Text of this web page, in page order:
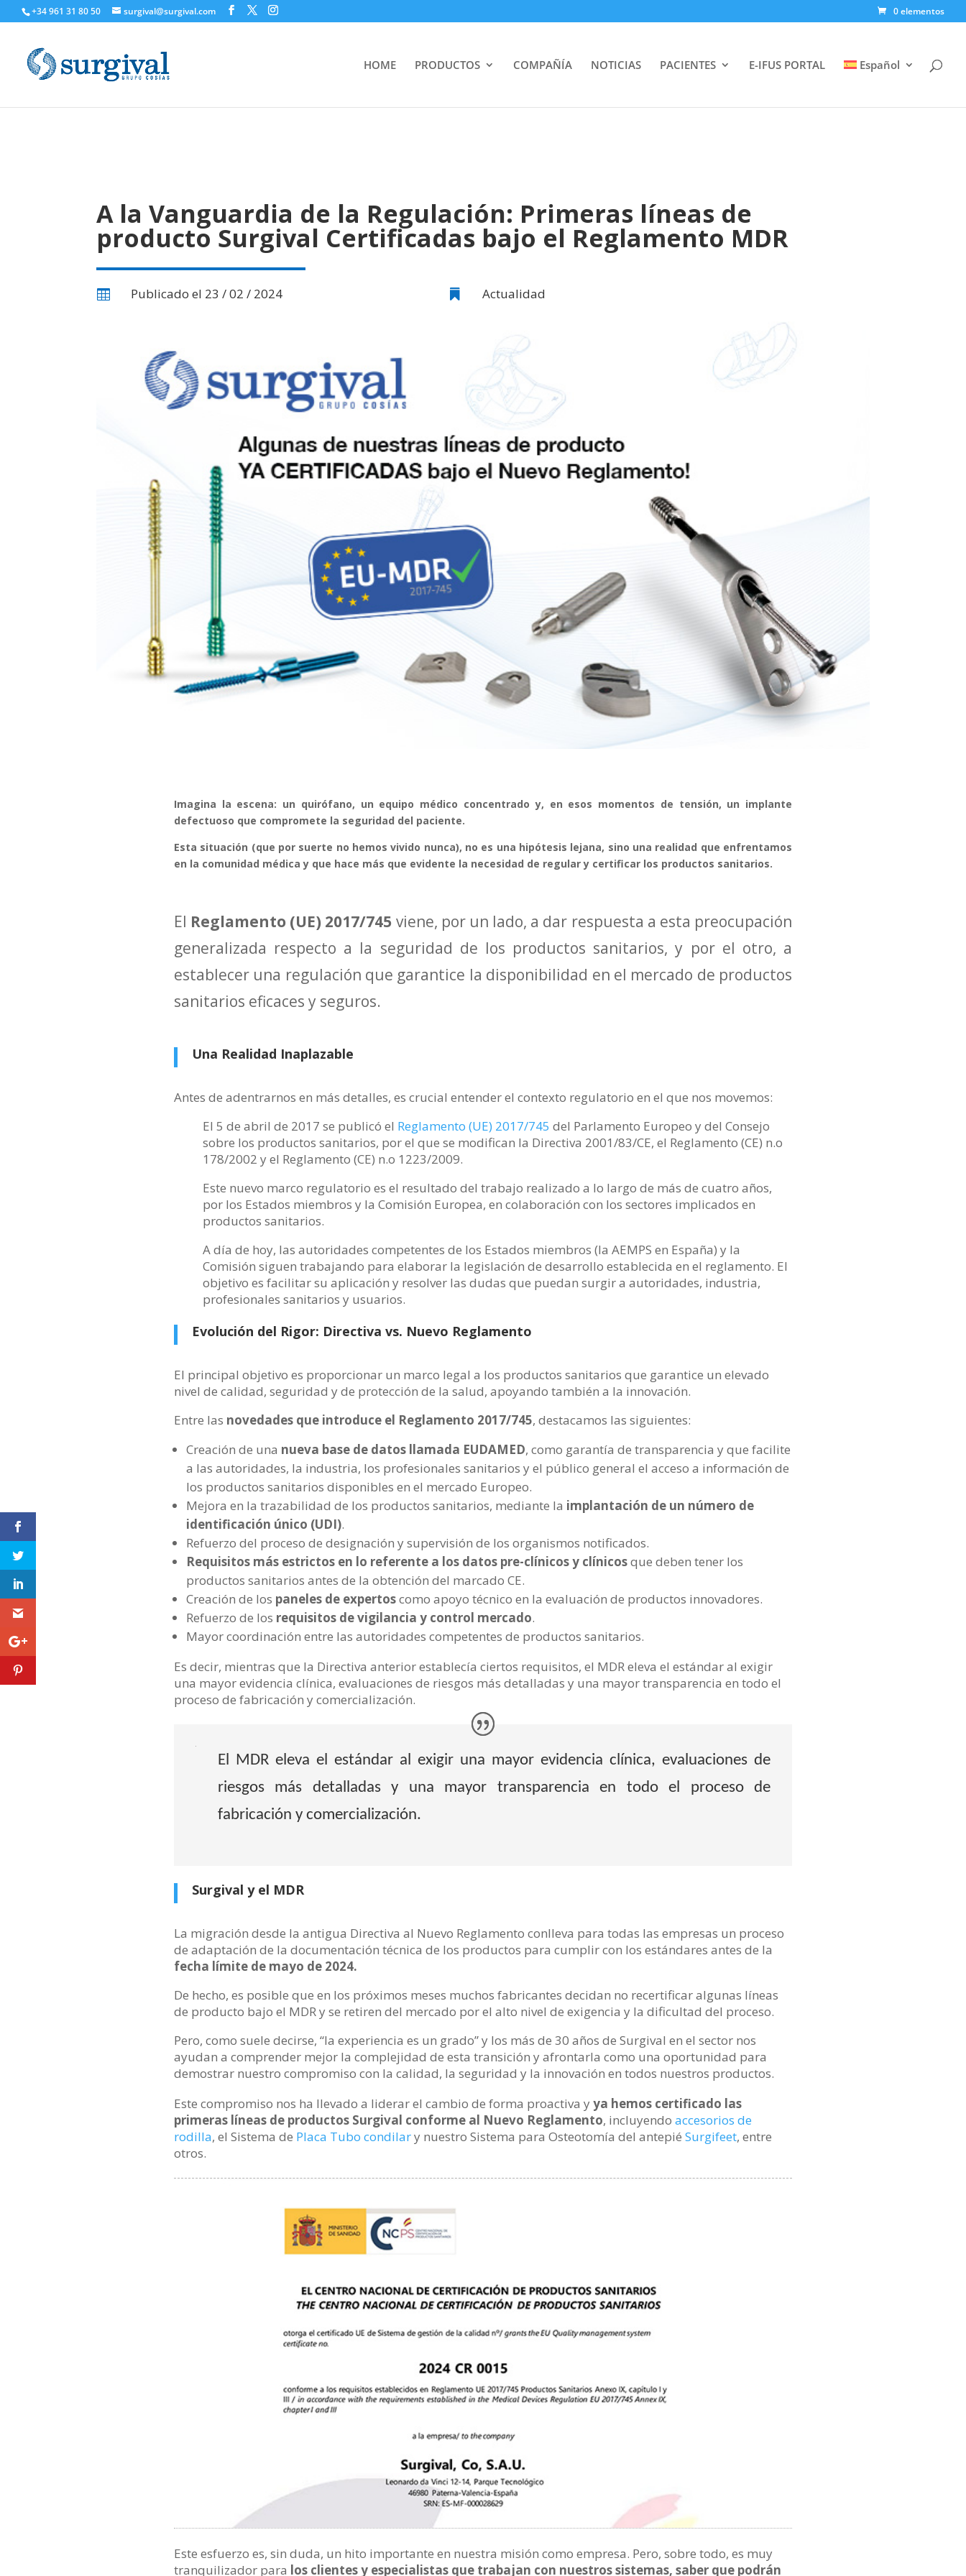
+34 961 31 80 50 surgival@surgival.com 0 elementos
HOME PRODUCTOS COMPAÑÍA NOTICIAS PACIENTES E-IFUS PORTAL Español
A la Vanguardia de la Regulación: Primeras líneas de
producto Surgival Certificadas bajo el Reglamento MDR
 Publicado el 23 / 02 / 2024  Actualidad
Imagina la escena: un quirófano, un equipo médico concentrado y, en esos momentos de tensión, un implante
defectuoso que compromete la seguridad del paciente.
Esta situación (que por suerte no hemos vivido nunca), no es una hipótesis lejana, sino una realidad que enfrentamos
en la comunidad médica y que hace más que evidente la necesidad de regular y certificar los productos sanitarios.
El Reglamento (UE) 2017/745 viene, por un lado, a dar respuesta a esta preocupación
generalizada respecto a la seguridad de los productos sanitarios, y por el otro, a
establecer una regulación que garantice la disponibilidad en el mercado de productos
sanitarios eficaces y seguros.
Una Realidad Inaplazable
Antes de adentrarnos en más detalles, es crucial entender el contexto regulatorio en el que nos movemos:
El 5 de abril de 2017 se publicó el Reglamento (UE) 2017/745 del Parlamento Europeo y del Consejo
sobre los productos sanitarios, por el que se modifican la Directiva 2001/83/CE, el Reglamento (CE) n.o
178/2002 y el Reglamento (CE) n.o 1223/2009.
Este nuevo marco regulatorio es el resultado del trabajo realizado a lo largo de más de cuatro años,
por los Estados miembros y la Comisión Europea, en colaboración con los sectores implicados en
productos sanitarios.
A día de hoy, las autoridades competentes de los Estados miembros (la AEMPS en España) y la
Comisión siguen trabajando para elaborar la legislación de desarrollo establecida en el reglamento. El
objetivo es facilitar su aplicación y resolver las dudas que puedan surgir a autoridades, industria,
profesionales sanitarios y usuarios.
Evolución del Rigor: Directiva vs. Nuevo Reglamento
El principal objetivo es proporcionar un marco legal a los productos sanitarios que garantice un elevado
nivel de calidad, seguridad y de protección de la salud, apoyando también a la innovación.
Entre las novedades que introduce el Reglamento 2017/745, destacamos las siguientes:
Creación de una nueva base de datos llamada EUDAMED, como garantía de transparencia y que facilite
a las autoridades, la industria, los profesionales sanitarios y el público general el acceso a información de
los productos sanitarios disponibles en el mercado Europeo.
Mejora en la trazabilidad de los productos sanitarios, mediante la implantación de un número de
identificación único (UDI).
Refuerzo del proceso de designación y supervisión de los organismos notificados.
Requisitos más estrictos en lo referente a los datos pre-clínicos y clínicosque deben tener los
productos sanitarios antes de la obtención del marcado CE.
Creación de los paneles de expertoscomo apoyo técnico en la evaluación de productos innovadores.
Refuerzo de los requisitos de vigilancia y control mercado.
Mayor coordinación entre las autoridades competentes de productos sanitarios.
Es decir, mientras que la Directiva anterior establecía ciertos requisitos, el MDR eleva el estándar al exigir
una mayor evidencia clínica, evaluaciones de riesgos más detalladas y una mayor transparencia en todo el
proceso de fabricación y comercialización.
El MDR eleva el estándar al exigir una mayor evidencia clínica, evaluaciones de
riesgos más detalladas y una mayor transparencia en todo el proceso de
fabricación y comercialización.
Surgival y el MDR
La migración desde la antigua Directiva al Nuevo Reglamento conlleva para todas las empresas un proceso
de adaptación de la documentación técnica de los productos para cumplir con los estándares antes de la
fecha límite de mayo de 2024.
De hecho, es posible que en los próximos meses muchos fabricantes decidan no recertificar algunas líneas
de producto bajo el MDR y se retiren del mercado por el alto nivel de exigencia y la dificultad del proceso.
Pero, como suele decirse, “la experiencia es un grado” y los más de 30 años de Surgival en el sector nos
ayudan a comprender mejor la complejidad de esta transición y afrontarla como una oportunidad para
demostrar nuestro compromiso con la calidad, la seguridad y la innovación en todos nuestros productos.
Este compromiso nos ha llevado a liderar el cambio de forma proactiva yya hemos certificado las
primeras líneas de productos Surgival conforme al Nuevo Reglamento, incluyendo accesorios de
rodilla, el Sistema de Placa Tubo condilary nuestro Sistema para Osteotomía del antepié Surgifeet, entre
otros.
Este esfuerzo es, sin duda, un hito importante en nuestra misión como empresa. Pero, sobre todo, es muy
tranquilizador para los clientes y especialistas que trabajan con nuestros sistemas, saber que podrán